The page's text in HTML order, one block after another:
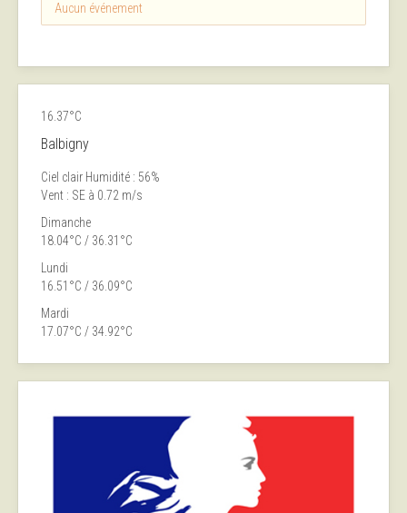
Aucun événement
16.37°C
Balbigny
Ciel clair Humidité : 56%
Vent : SE à 0.72 m/s
Dimanche
18.04°C / 36.31°C
Lundi
16.51°C / 36.09°C
Mardi
17.07°C / 34.92°C